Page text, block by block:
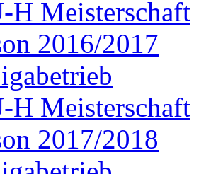
H Meisterschaft
2016/2017
H Meisterschaft
2017/2018